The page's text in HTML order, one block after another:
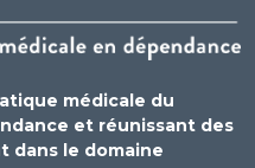
médicale du
et réunissant des
dans le domaine